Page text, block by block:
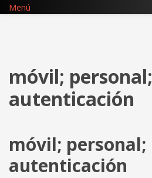
Pasar
Menú
móvil; personal;
autenticación
móvil; personal;
autenticación